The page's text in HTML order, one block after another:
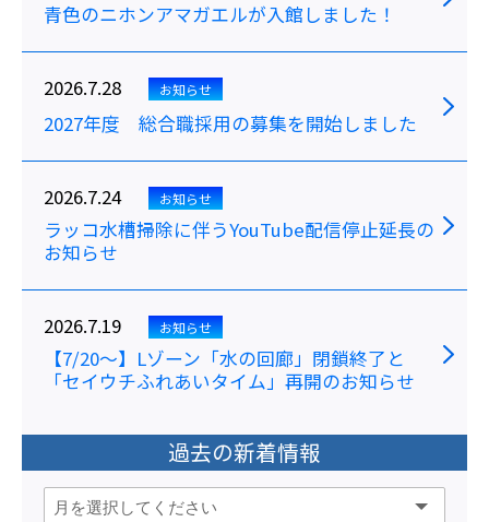
青色のニホンアマガエルが入館しました！
2026.7.28 お知らせ
2027年度 総合職採用の募集を開始しました
2026.7.24 お知らせ
ラッコ水槽掃除に伴うYouTube配信停止延長の
お知らせ
2026.7.19 お知らせ
【7/20～】Lゾーン「水の回廊」閉鎖終了と
「セイウチふれあいタイム」再開のお知らせ
過去の新着情報